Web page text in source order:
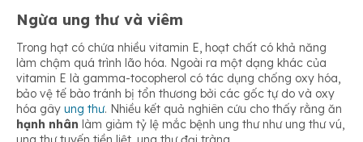
Ngừa ung thư và viêm
Trong hạt có chứa nhiều vitamin E, hoạt chất có khả năng
làm chậm quá trình lão hóa. Ngoài ra một dạng khác của
vitamin E là gamma-tocopherol có tác dụng chống oxy hóa,
bảo vệ tế bào tránh bị tổn thương bởi các gốc tự do và oxy
hóa gây ung thư. Nhiều kết quả nghiên cứu cho thấy rằng ăn
hạnh nhân làm giảm tỷ lệ mắc bệnh ung thư như ung thư vú,